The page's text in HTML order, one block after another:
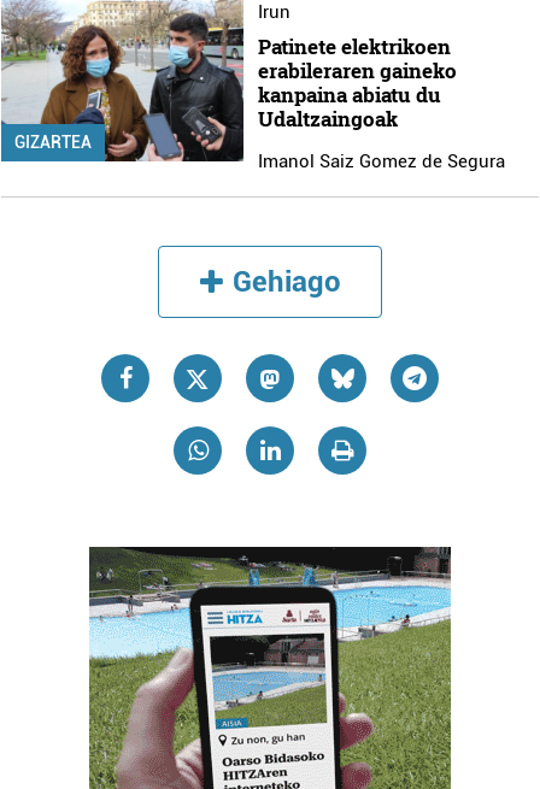
GIZARTEA
Irun
Patinete elektrikoen
erabileraren gaineko
kanpaina abiatu du
Udaltzaingoak
Imanol Saiz Gomez de Segura
Gehiago